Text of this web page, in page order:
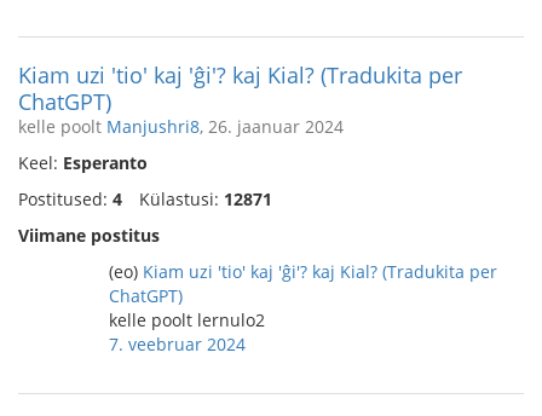
Kiam uzi 'tio' kaj 'ĝi'? kaj Kial? (Tradukita per
ChatGPT)
kelle poolt Manjushri8, 26. jaanuar 2024
Keel: Esperanto
Postitused: 4 Külastusi: 12871
Viimane postitus
(eo) Kiam uzi 'tio' kaj 'ĝi'? kaj Kial? (Tradukita per
ChatGPT)
kelle poolt lernulo2
7. veebruar 2024